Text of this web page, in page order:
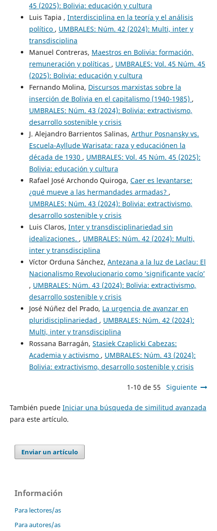
45 (2025): Bolivia: educación y cultura
Luis Tapia , Interdisciplina en la teoría y el análisis
político , UMBRALES: Núm. 42 (2024): Multi, inter y
transdisciplina
Manuel Contreras, Maestros en Bolivia: formación,
remuneración y políticas , UMBRALES: Vol. 45 Núm. 45
(2025): Bolivia: educación y cultura
Fernando Molina, Discursos marxistas sobre la
inserción de Bolivia en el capitalismo (1940-1985) ,
UMBRALES: Núm. 43 (2024): Bolivia: extractivismo,
desarrollo sostenible y crisis
J. Alejandro Barrientos Salinas, Arthur Posnansky vs.
Escuela-Ayllude Warisata: raza y educaciónen la
década de 1930 , UMBRALES: Vol. 45 Núm. 45 (2025):
Bolivia: educación y cultura
Rafael José Archondo Quiroga, Caer es levantarse:
¿qué mueve a las hermandades armadas? ,
UMBRALES: Núm. 43 (2024): Bolivia: extractivismo,
desarrollo sostenible y crisis
Luis Claros, Inter y transdisciplinariedad sin
idealizaciones. , UMBRALES: Núm. 42 (2024): Multi,
inter y transdisciplina
Víctor Orduna Sánchez, Antezana a la luz de Laclau: El
Nacionalismo Revolucionario como ‘significante vacío’
, UMBRALES: Núm. 43 (2024): Bolivia: extractivismo,
desarrollo sostenible y crisis
José Núñez del Prado, La urgencia de avanzar en
pluridisciplinariedad , UMBRALES: Núm. 42 (2024):
Multi, inter y transdisciplina
Rossana Barragán, Stasiek Czaplicki Cabezas:
Academia y activismo , UMBRALES: Núm. 43 (2024):
Bolivia: extractivismo, desarrollo sostenible y crisis
1-10 de 55 Siguiente
También puede Iniciar una búsqueda de similitud avanzada
para este artículo.
Enviar un artículo
Información
Para lectores/as
Para autores/as